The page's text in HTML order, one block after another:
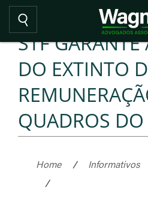
STF
DO EXTINTO
QUADROS
Home / Informativos
/